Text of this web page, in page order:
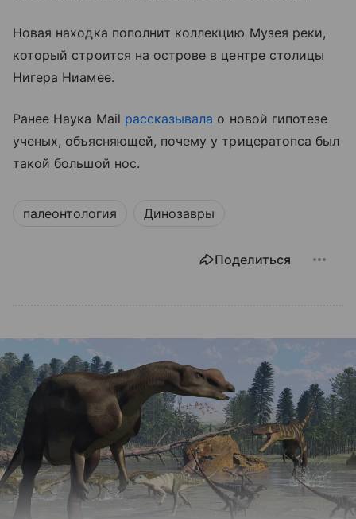
Новая находка пополнит коллекцию Музея реки,
который строится на острове в центре столицы
Нигера Ниамее.
Ранее Наука Mail рассказывала о новой гипотезе
ученых, объясняющей, почему у трицератопса был
такой большой нос.
палеонтология Динозавры
Поделиться